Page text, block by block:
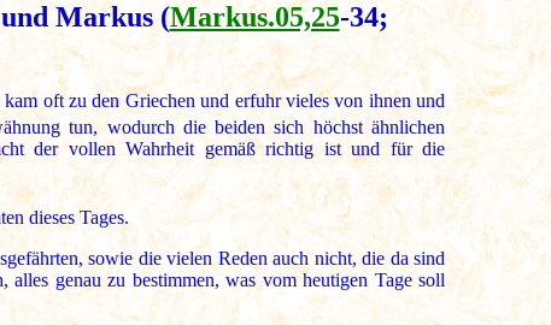
Markus (Markus.05,25-34;
oft zu den Griechen und erfuhr vieles von ihnen und
tun, wodurch die beiden sich höchst ähnlichen
der vollen Wahrheit gemäß richtig ist und für die
dieses Tages.
sowie die vielen Reden auch nicht, die da sind
genau zu bestimmen, was vom heutigen Tage soll